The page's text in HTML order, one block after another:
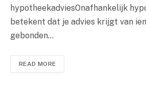
hypotheekadviesOnafhankelijk
betekent dat je advies krijgt van
gebonden…
READ MORE